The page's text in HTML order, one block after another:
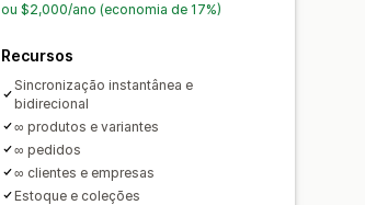
ou $2,000/ano (economia de 17%)
Recursos
Sincronização instantânea e
bidirecional
∞ produtos e variantes
∞ pedidos
∞ clientes e empresas
Estoque e coleções